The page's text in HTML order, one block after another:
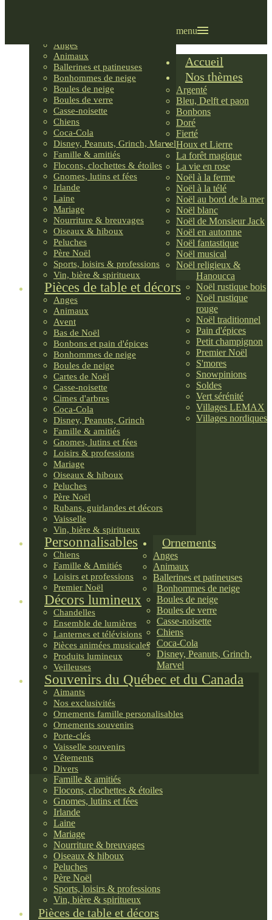
Anges
Animaux
Ballerines et patineuses
Bonhommes de neige
Boules de neige
Boules de verre
Casse-noisette
Chiens
Coca-Cola
Disney, Peanuts, Grinch, Marvel
Famille & amitiés
Flocons, clochettes & étoiles
Gnomes, lutins et fées
Irlande
Laine
Mariage
Nourriture & breuvages
Oiseaux & hiboux
Peluches
Père Noël
Sports, loisirs & professions
Vin, bière & spiritueux
Pièces de table et décors
Anges
Animaux
Avent
Bas de Noël
Bonbons et pain d'épices
Bonhommes de neige
Boules de neige
Cartes de Noël
Casse-noisette
Cimes d'arbres
Coca-Cola
Disney, Peanuts, Grinch
Famille & amitiés
Gnomes, lutins et fées
Loisirs & professions
Mariage
Oiseaux & hiboux
Peluches
Père Noël
Rubans, guirlandes et décors
Vaisselle
Vin, bière & spiritueux
Personnalisables
Chiens
Famille & Amitiés
Loisirs et professions
Premier Noël
Décors lumineux
Chandelles
Ensemble de lumières
Lanternes et télévisions
Pièces animées musicales
Produits lumineux
Veilleuses
Souvenirs du Québec et du Canada
Aimants
Nos exclusivités
Ornements famille personalisables
Ornements souvenirs
Porte-clés
Vaisselle souvenirs
Vêtements
Divers
menu
Accueil
Nos thèmes
Argenté
Bleu, Delft et paon
Bonbons
Doré
Fierté
Houx et Lierre
La forêt magique
La vie en rose
Noël à la ferme
Noël à la télé
Noël au bord de la mer
Noël blanc
Noël de Monsieur Jack
Noël en automne
Noël fantastique
Noël musical
Noël religieux &
Hanoucca
Noël rustique bois
Noël rustique
rouge
Noël traditionnel
Pain d'épices
Petit champignon
Premier Noël
S'mores
Snowpinions
Soldes
Vert sérénité
Villages LEMAX
Villages nordiques
Ornements
Anges
Animaux
Ballerines et patineuses
Bonhommes de neige
Boules de neige
Boules de verre
Casse-noisette
Chiens
Coca-Cola
Disney, Peanuts, Grinch,
Marvel
Famille & amitiés
Flocons, clochettes & étoiles
Gnomes, lutins et fées
Irlande
Laine
Mariage
Nourriture & breuvages
Oiseaux & hiboux
Peluches
Père Noël
Sports, loisirs & professions
Vin, bière & spiritueux
Pièces de table et décors